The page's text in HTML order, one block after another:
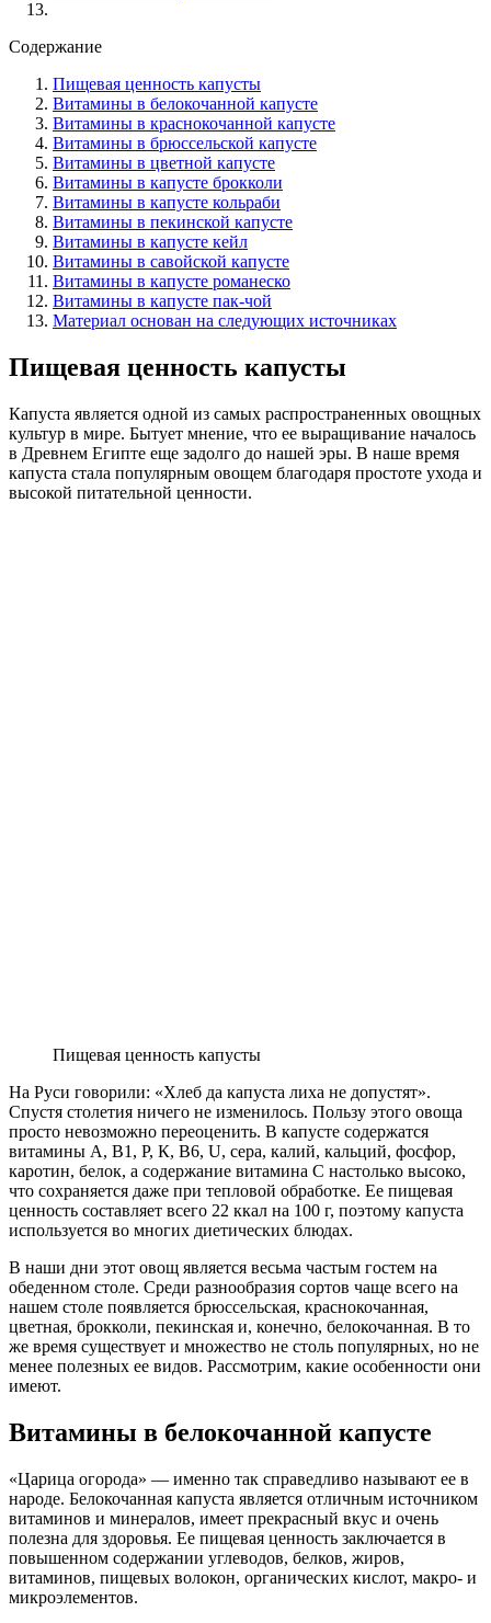
Содержание
Пищевая ценность капусты
Витамины в белокочанной капусте
Витамины в краснокочанной капусте
Витамины в брюссельской капусте
Витамины в цветной капусте
Витамины в капусте брокколи
Витамины в капусте кольраби
Витамины в пекинской капусте
Витамины в капусте кейл
Витамины в савойской капусте
Витамины в капусте романеско
Витамины в капусте пак-чой
Материал основан на следующих источниках
Пищевая ценность капусты
Капуста является одной из самых распространенных овощных
культур в мире. Бытует мнение, что ее выращивание началось
в Древнем Египте еще задолго до нашей эры. В наше время
капуста стала популярным овощем благодаря простоте ухода и
высокой питательной ценности.
Пищевая ценность капусты
На Руси говорили: «Хлеб да капуста лиха не допустят».
Спустя столетия ничего не изменилось. Пользу этого овоща
просто невозможно переоценить. В капусте содержатся
витамины А, В1, Р, К, В6, U, сера, калий, кальций, фосфор,
каротин, белок, а содержание витамина С настолько высоко,
что сохраняется даже при тепловой обработке. Ее пищевая
ценность составляет всего 22 ккал на 100 г, поэтому капуста
используется во многих диетических блюдах.
В наши дни этот овощ является весьма частым гостем на
обеденном столе. Среди разнообразия сортов чаще всего на
нашем столе появляется брюссельская, краснокочанная,
цветная, брокколи, пекинская и, конечно, белокочанная. В то
же время существует и множество не столь популярных, но не
менее полезных ее видов. Рассмотрим, какие особенности они
имеют.
Витамины в белокочанной капусте
«Царица огорода» — именно так справедливо называют ее в
народе. Белокочанная капуста является отличным источником
витаминов и минералов, имеет прекрасный вкус и очень
полезна для здоровья. Ее пищевая ценность заключается в
повышенном содержании углеводов, белков, жиров,
витаминов, пищевых волокон, органических кислот, макро- и
микроэлементов.